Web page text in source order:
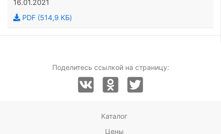
16.01.2021
PDF (514,9 КБ)
Поделитесь ссылкой на страницу:
Каталог
Цены